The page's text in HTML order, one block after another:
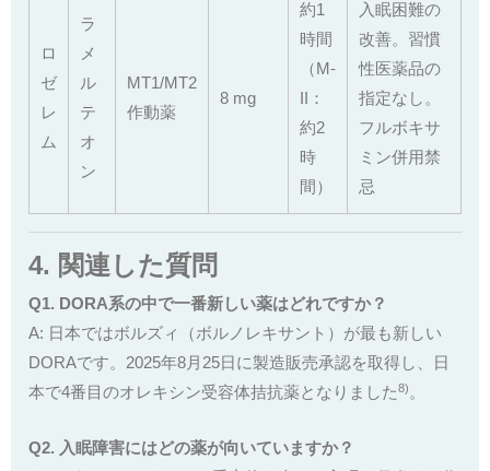
ロ
ゼ
レ
ム
ラ
メ
ル
テ
オ
ン
MT1/MT2
作動薬
8 mg
約1
時間
（M-
II：
約2
時
間）
入眠困難の
改善。習慣
性医薬品の
指定なし。
フルボキサ
ミン併用禁
忌
4. 関連した質問
Q1. DORA系の中で一番新しい薬はどれですか？
A: 日本ではボルズィ（ボルノレキサント）が最も新しい
DORAです。2025年8月25日に製造販売承認を取得し、日
本で4番目のオレキシン受容体拮抗薬となりました8) 。
Q2. 入眠障害にはどの薬が向いていますか？